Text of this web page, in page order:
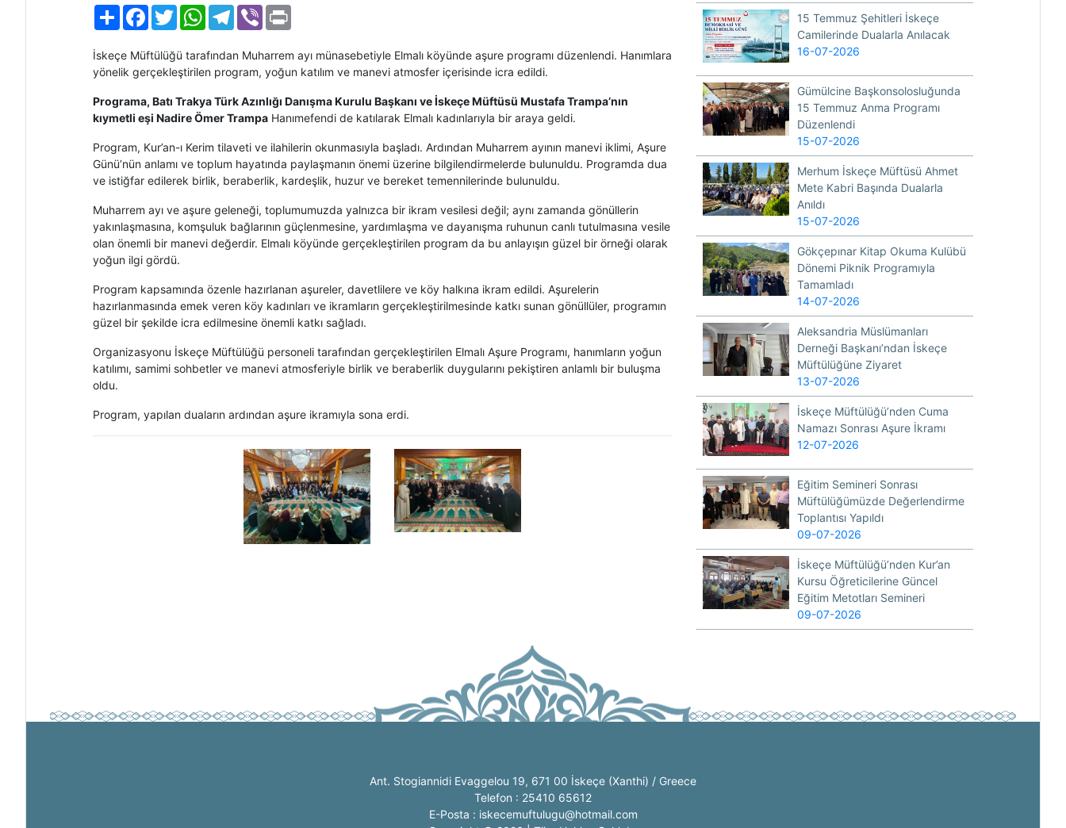
PaylaşFacebook
TwitterWhatsAppTelegram
Viber
İskeçe Müftülüğü tarafından Muharrem ayı münasebetiyle Elmalı köyünde aşure programı düzenlendi. Hanımlara
yönelik gerçekleştirilen program, yoğun katılım ve manevi atmosfer içerisinde icra edildi.
Programa, Batı Trakya Türk Azınlığı Danışma Kurulu Başkanı ve İskeçe Müftüsü Mustafa Trampa’nın
kıymetli eşi Nadire Ömer Trampa Hanımefendi de katılarak Elmalı kadınlarıyla bir araya geldi.
Program, Kur’an-ı Kerim tilaveti ve ilahilerin okunmasıyla başladı. Ardından Muharrem ayının manevi iklimi, Aşure
Günü’nün anlamı ve toplum hayatında paylaşmanın önemi üzerine bilgilendirmelerde bulunuldu. Programda dua
ve istiğfar edilerek birlik, beraberlik, kardeşlik, huzur ve bereket temennilerinde bulunuldu.
Muharrem ayı ve aşure geleneği, toplumumuzda yalnızca bir ikram vesilesi değil; aynı zamanda gönüllerin
yakınlaşmasına, komşuluk bağlarının güçlenmesine, yardımlaşma ve dayanışma ruhunun canlı tutulmasına vesile
olan önemli bir manevi değerdir. Elmalı köyünde gerçekleştirilen program da bu anlayışın güzel bir örneği olarak
yoğun ilgi gördü.
Program kapsamında özenle hazırlanan aşureler, davetlilere ve köy halkına ikram edildi. Aşurelerin
hazırlanmasında emek veren köy kadınları ve ikramların gerçekleştirilmesinde katkı sunan gönüllüler, programın
güzel bir şekilde icra edilmesine önemli katkı sağladı.
Organizasyonu İskeçe Müftülüğü personeli tarafından gerçekleştirilen Elmalı Aşure Programı, hanımların yoğun
katılımı, samimi sohbetler ve manevi atmosferiyle birlik ve beraberlik duygularını pekiştiren anlamlı bir buluşma
oldu.
Program, yapılan duaların ardından aşure ikramıyla sona erdi.
15 Temmuz Şehitleri İskeçe
Camilerinde Dualarla Anılacak
16-07-2026
Gümülcine Başkonsolosluğunda
15 Temmuz Anma Programı
Düzenlendi
15-07-2026
Merhum İskeçe Müftüsü Ahmet
Mete Kabri Başında Dualarla
Anıldı
15-07-2026
Gökçepınar Kitap Okuma Kulübü
Dönemi Piknik Programıyla
Tamamladı
14-07-2026
Aleksandria Müslümanları
Derneği Başkanı’ndan İskeçe
Müftülüğüne Ziyaret
13-07-2026
İskeçe Müftülüğü’nden Cuma
Namazı Sonrası Aşure İkramı
12-07-2026
Eğitim Semineri Sonrası
Müftülüğümüzde Değerlendirme
Toplantısı Yapıldı
09-07-2026
İskeçe Müftülüğü’nden Kur’an
Kursu Öğreticilerine Güncel
Eğitim Metotları Semineri
09-07-2026
Ant. Stogiannidi Evaggelou 19, 671 00 İskeçe (Xanthi) / Greece
Telefon : 25410 65612
E-Posta : iskecemuftulugu@hotmail.com